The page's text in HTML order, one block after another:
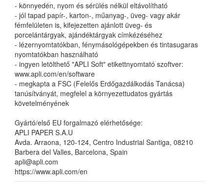
- könnyedén, nyom és sérülés nélkül eltávolítható
- jól tapad papír-, karton-, műanyag-, üveg- vagy akár
fémfelületen is, kifejezetten ajánlott üveg- és
porcelántárgyak, ajándéktárgyak címkézéséhez
- lézernyomtatókban, fénymásológépekben és tintasugaras
nyomtatókban használható
- ingyen letölthető "APLI Soft" etikettnyomtató szoftver:
www.apli.com/en/software
- megkapta a FSC (Felelős Erdőgazdálkodás Tanácsa)
tanúsítványát, megfelel a környezettudatos gyártás
követelményének
Gyártó/első EU forgalmazó elérhetősége:
APLI PAPER S.A.U
Avda. Arraona, 120-124, Centro Industrial Santiga, 08210
Barbera del Valles, Barcelona, Spain
apli@apli.com
https://www.apli.com/en